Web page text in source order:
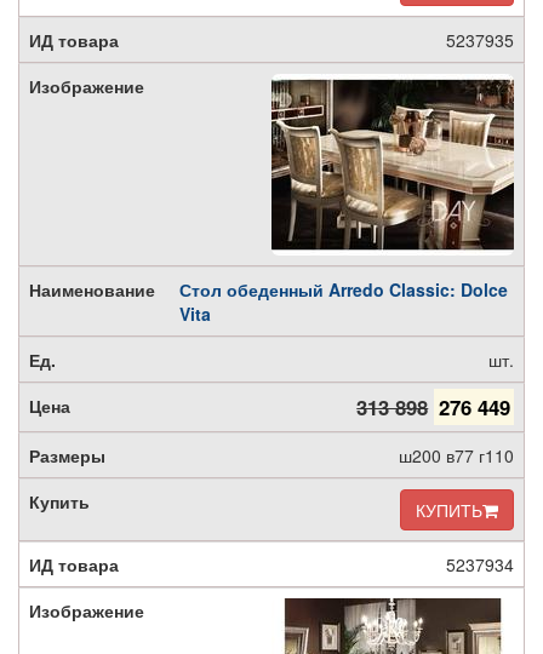
5237935
Стол обеденный Arredo Classic: Dolce
Vita
шт.
313 898 276 449
ш200 в77 г110
КУПИТЬ
5237934